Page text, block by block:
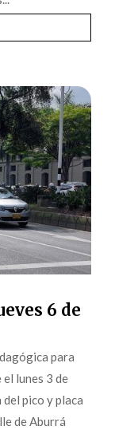
6 de
para
lunes 3 de
pico y placa
de Aburrá